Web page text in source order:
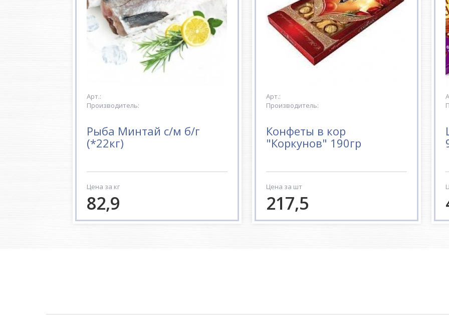
Арт.:
Производитель:
Рыба Минтай с/м б/г
(*22кг)
Цена за кг
82,9
Арт.:
Производитель:
Конфеты в кор
"Коркунов" 190гр
Цена за шт
217,5